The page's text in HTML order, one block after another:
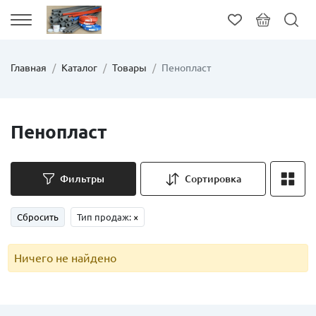
Главная Каталог Товары Пенопласт
Пенопласт
Фильтры Сортировка
Сбросить Тип продаж: ×
Ничего не найдено